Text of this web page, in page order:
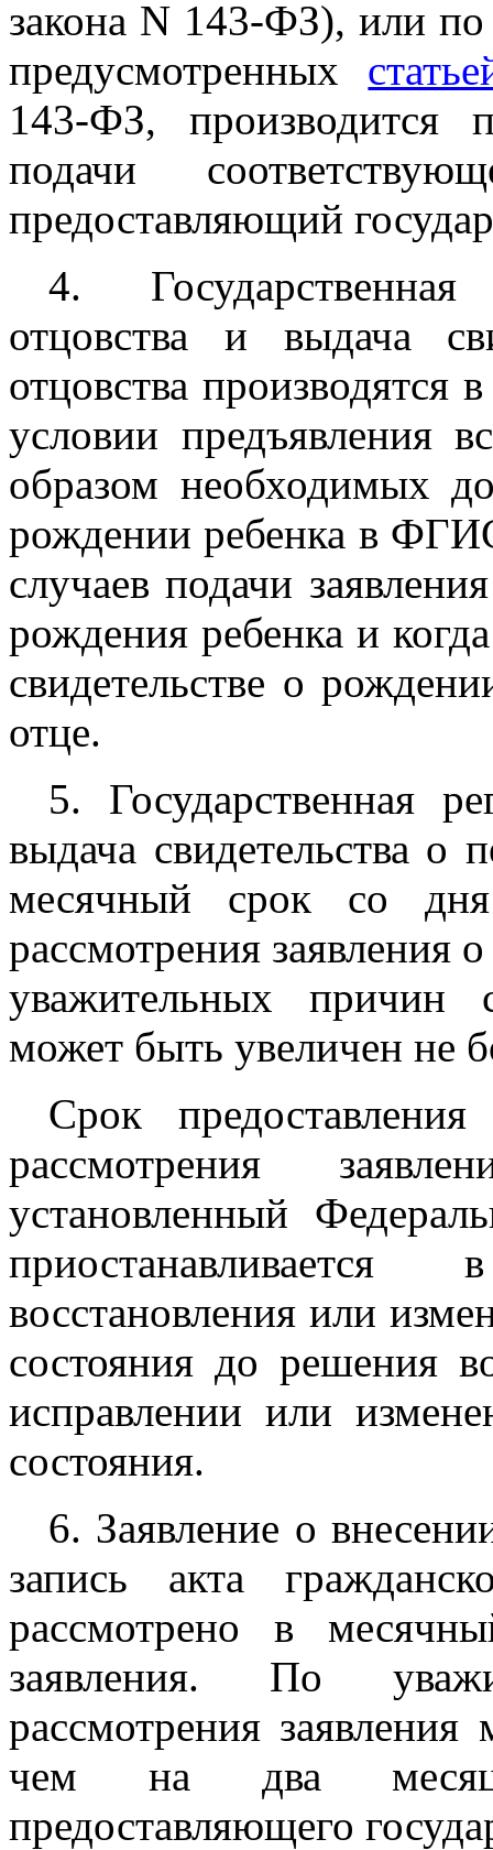
закона N 143-ФЗ), или по
предусмотренных
143-ФЗ, производится
подачи
предоставляющий
4. Государственная
отцовства и выдача
отцовства производятся
условии предъявления
образом необходимых
рождении ребенка в
случаев подачи
рождения ребенка и
свидетельстве о
отце.
5. Государственная
выдача свидетельства о
месячный срок со дня
рассмотрения
уважительных причин
может быть увеличен не
Срок
рассмотрения
установленный
восстановления или
состояния до решения
исправлении или
состояния.
6. Заявление о
запись акта
рассмотрено в
заявления. По
рассмотрения
чем на два месяца
предоставляющего